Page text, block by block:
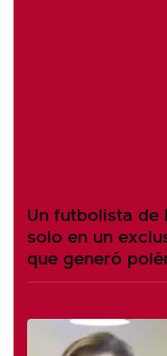
Un futbolista de
solo en un
que generó